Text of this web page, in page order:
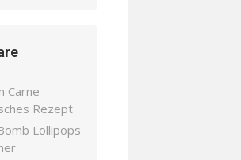
Carne –
Rezept
Lollipops